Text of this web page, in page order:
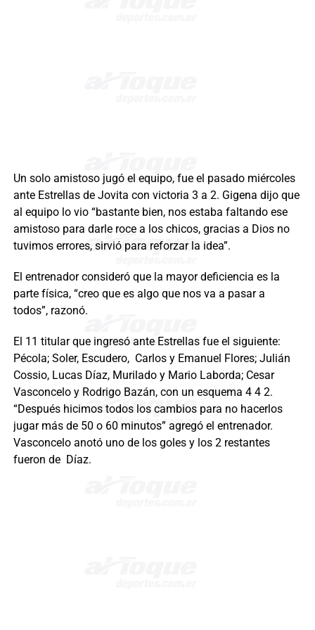
Un solo amistoso jugó el equipo, fue el pasado miércoles
ante Estrellas de Jovita con victoria 3 a 2. Gigena dijo que
al equipo lo vio “bastante bien, nos estaba faltando ese
amistoso para darle roce a los chicos, gracias a Dios no
tuvimos errores, sirvió para reforzar la idea”.
El entrenador consideró que la mayor deficiencia es la
parte física, “creo que es algo que nos va a pasar a
todos”, razonó.
El 11 titular que ingresó ante Estrellas fue el siguiente:
Pécola; Soler, Escudero, Carlos y Emanuel Flores; Julián
Cossio, Lucas Díaz, Murilado y Mario Laborda; Cesar
Vasconcelo y Rodrigo Bazán, con un esquema 4 4 2.
“Después hicimos todos los cambios para no hacerlos
jugar más de 50 o 60 minutos” agregó el entrenador.
Vasconcelo anotó uno de los goles y los 2 restantes
fueron de Díaz.